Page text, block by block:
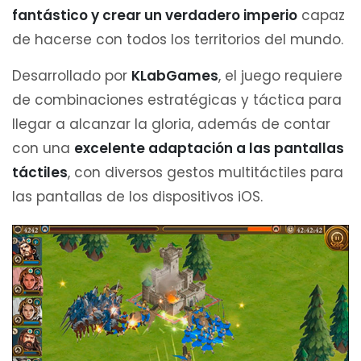
fantástico y crear un verdadero imperio capaz
de hacerse con todos los territorios del mundo.
Desarrollado por KLabGames, el juego requiere
de combinaciones estratégicas y táctica para
llegar a alcanzar la gloria, además de contar
con una excelente adaptación a las pantallas
táctiles, con diversos gestos multitáctiles para
las pantallas de los dispositivos iOS.